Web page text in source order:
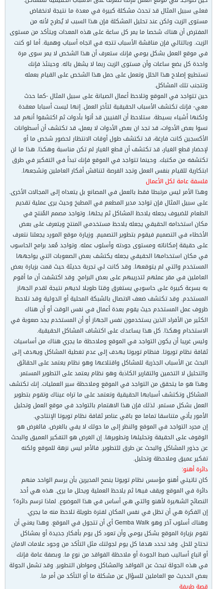
فعلى سبيل المثال قد تحدث مشكلة كبيرة في معدة ما نتيجة لانخفاض
مستوى الزيت ولكن عند تحليل المشكلة فإن هذا السبب لا يُطرح لأنه من
المفترض أن هناك شخصا ما يمر كل ساعة على هذه المعدات ويتأكد من مستوى
الزيت. وبالتالي فإن مناقشة الأسباب تتجه في اتجاه أسباب وهمية. أما لو كنت
في موقع العمل بشكل يومي فإنك ستعرف أن هذا الشخص لا يمر سوى مرة
واحدة كل بضع ساعات وأن مستوى الزيت ربما لا يشغل باله. وحينئذ فإنك
تستطيع إصلاح هذا الخلل وتعمل على حمل هذا الشخص على القيام بعمله
وتتجنب تلك المشاكل.
حين تتواجد في الموقع وتلاحظ أعمال الصيانة على سبيل المثال -كما حدث
معي- فإنك تكتشف الأسباب الحقيقية لتأخر العمل. إنها ليست أسبابا معقدة
ولكنها أشياء بسيطة. ستلاحظ أن الفنيين قد أتوا بأدوات ثم اكتشفوا أنهم قد
نسوا بعض الأدوات، قد تجد ان بعض الأدوات لا يعمل، قد تكتشف أن أسطوانات
الأكسجين كانت فارغة، قد تكتشف طول أوقات الانتظار لحضور شخص ما أو
لإحضار قطع الغيار، قد تكتشف أن قطع الغيار لم تكن مناسبة وهكذا. هذا ما لن
تكتشفه من مكتبك. وحينما تتواجد في الموقع فإنك تبدأ في التفكير في طرق
ابتكارية للقيام بنفس العمل وتجد الفرصة لتناقش أفكار العاملين وتشجعها.
فلسفة عامة لكل الأعمال
وهذا الأمر ليس مرتبطا فقط بالعمل في المصانع بل يتعداه إلى المجالات الأخرى.
على سبيل المثال فإن تواجد مدير المطعم في المطبخ وحيث يرى عملية تقديم
الطعام للضيوف يجعله يلاحظ المشاكل ثم يحلها. وتواجد مصمم المُنتج في
مكان استخدامه الحقيقي يجعله يلاحظ مستخدمي المنتج ويتعرف على بعض
الأخطاء في التصميم فيقوم بتطوير التصميم. وزيارة موقع المورد يجعلنا نتعرف
على حقيقة إمكاناته ومستوى جودته وأسلوب عمله. وتواجد مُعد برامج الحاسوب
في مكان استخدامها الحقيقي يجعله يكتشف بعض الصعوبات التي يواجهها
المستخدم والتي لم يتوقعها. وقد كانت لي تجربة حديثة حيث قمت بزيارة بعض
العاملين في مقر عملهم لتدريبهم على بعض البرامج. وقد اكتشفت أن ما أقوم
به بسرعة كبيرة على حاسوبي يستغرق وقتا طويلا لديهم نتيجة لقدم الجهاز
المستخدم. وقد تكتشف ضعف الاتصال بالشبكة المحلية أو الدولية وقد تلاحظ
ظروف عمل المستخدم حيث يقوم بعدة أعمال في نفس الوقت أو أن هناك
الكثير من الأفراد الذين يستخدمون نفس الجهاز أو أن المستخدم يجد صعوبة في
الاستخدام وهكذا. كل هذا يساعدك على اكتشاف المشاكل الحقيقية.
وليس غريبا أن يكون التواجد في الموقع وملاحظة ما يجري هناك من أساسيات
ثقافة نظام تويوتا. فنظام تويوتا يهدف إلى عدم تغطية المشاكل ويهدف إلى
البحث عن الأسباب الجذرية للمشاكل واقتلاعها وهو نظام يعتمد على الحقائق
والتحليل لا التخمين والتقارير الكاذبة وهو نظام يعتمد على التطوير المستمر.
وهذا هو ما يتحقق من التواجد في الموقع وملاحظة سير العمليات. إنك تكتشف
المشاكل وتكتشف أسبابها الحقيقية وتعتمد على ما تراه عيناك وتقوم بتطوير
العمل بشكل مستمر. لذلك فإن هذا الاهتمام بالتواجد في موقع العمل وتحليل
الأمور يأتي متناسقا تماما مع باقي عناصر ثقافة نظام تويوتا الإنتاجي.
إن مجرد التواجد في الموقع والنظر إلى ما حولك لا يفي بالغرض. فالغرض هو
الوقوف على الحقيقة وتحليلها وتطويرها. إن الغرض هو التفكير العميق والبحث
عن جذور المشاكل والبحث عن طرق للتطوير. فالأمر ليس نزهة للموقع ولكنه
تفكير عميق وملاحظة وتحليل.
دائرة أهنو:
كان تاتيتي أهنو مؤسس نظام تويوتا ينصح المديرين بأن يرسم الواحد منهم
دائرة في الموقع ويقف فيها ثم يلاحظ العملية ويحلل ما يرى. هذه هي أحد
النصائح الشهيرة لأهنو والتي هي أساس في هذا الموضوع. لماذا ترسم دائرة؟
إن الفكرة هي أن تظل في نفس المكان لفترة طويلة تلاحظ منه ما يجري.
وهناك أسلوب آخر وهو Gemba Walk أي أن تتجول في الموقع. وهذا يعني أن
تقوم بزيارة الموقع بشكل يومي وأن تعود كل يوم بأفكار جديدة أو بمشاكل
تحتاج للحل. وقد تحدد هدفا كل يوم لجولتك مثل التأكد من وجود علامات الامان
أو اتباع أساليب ضبط الجودة أو ملاحظة الفواقد من نوع ما. وبصفة عامة فإنك
في هذه الجولة تبحث عن الفواقد والمشاكل ومواطن التطوير. وقد تشمل الجولة
بعض الحديث مع العاملين للسؤال عن مشكلة ما أو التأكد من أمر ما.
قصة طريفة